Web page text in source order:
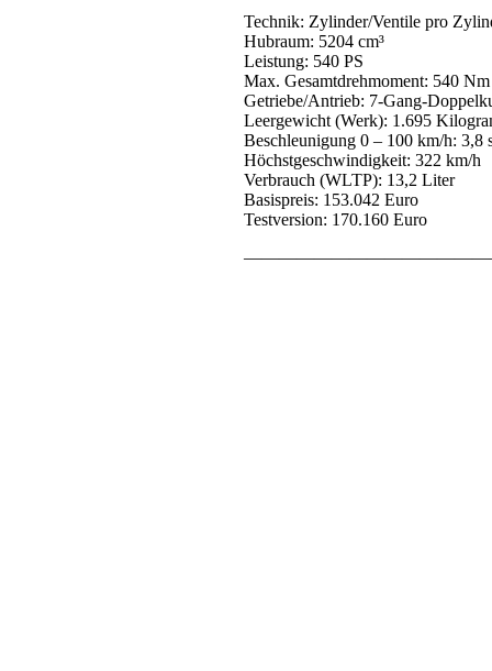
Technik: Zylinder/Ventile pro
Hubraum: 5204 cm³
Leistung: 540 PS
Max. Gesamtdrehmoment: 540 Nm
Getriebe/Antrieb: 7-Gang-
Leergewicht (Werk): 1.695
Beschleunigung 0 – 100 km/h: 3,8
Höchstgeschwindigkeit: 322 km/h
Verbrauch (WLTP): 13,2 Liter
Basispreis: 153.042 Euro
Testversion: 170.160 Euro